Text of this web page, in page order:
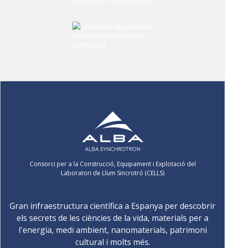
Consorci per a la Construcció, Equipament i Explotació del
Laboratori de Llum Sincrotró (CELLS)
Gran infraestructura científica a Espanya per descobrir
els secrets de les ciències de la vida, materials per a
l'energia, medi ambient, nanomaterials, patrimoni
cultural i molts més.